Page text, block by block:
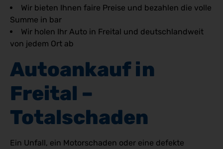
Wir bieten Ihnen faire Preise und bezahlen die volle
Summe in bar
Wir holen Ihr Auto in Freital und deutschlandweit
von jedem Ort ab
Autoankauf in
Freital –
Totalschaden
Ein Unfall, ein Motorschaden oder eine defekte